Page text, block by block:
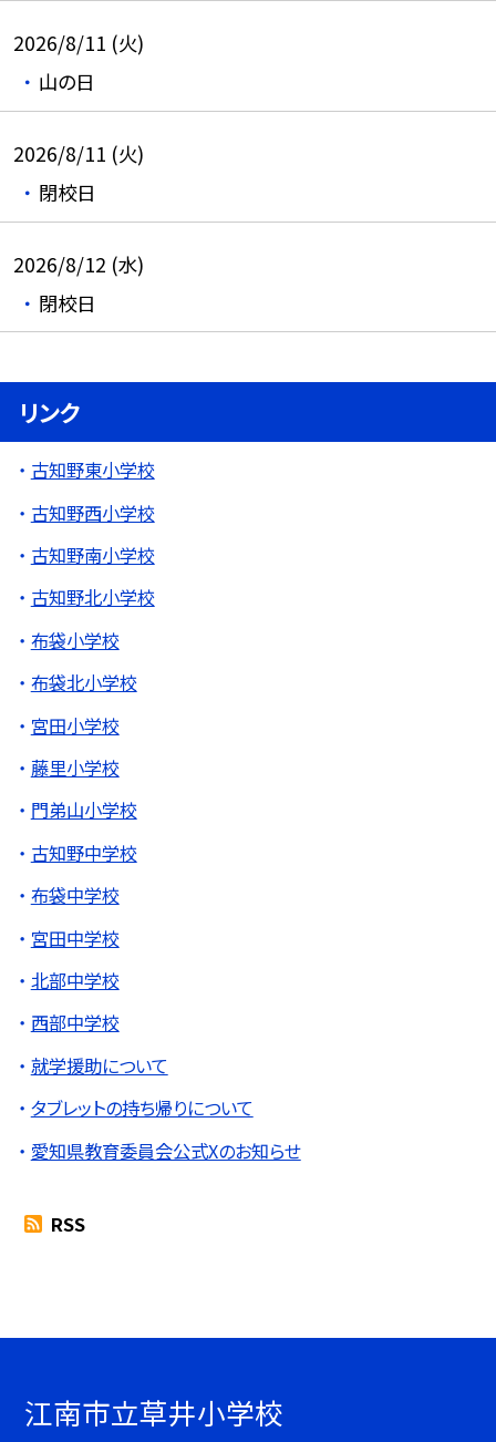
2026/8/11 (火)
山の日
2026/8/11 (火)
閉校日
2026/8/12 (水)
閉校日
リンク
古知野東小学校
古知野西小学校
古知野南小学校
古知野北小学校
布袋小学校
布袋北小学校
宮田小学校
藤里小学校
門弟山小学校
古知野中学校
布袋中学校
宮田中学校
北部中学校
西部中学校
就学援助について
タブレットの持ち帰りについて
愛知県教育委員会公式Xのお知らせ
RSS
江南市立草井小学校